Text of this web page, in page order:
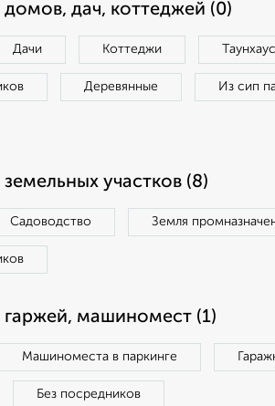
дач, коттеджей (0)
Дачи Коттеджи
Деревянные Из сип
участков (8)
Садоводство Земля
машиномест (1)
Машиноместа в паркинге
Без посредников